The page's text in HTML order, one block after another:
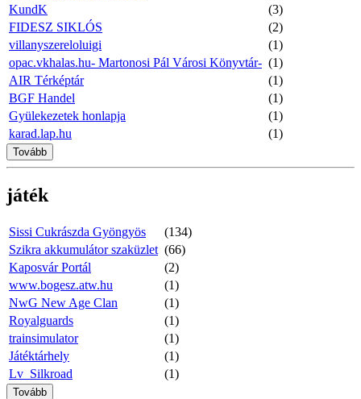
KundK
(3)
FIDESZ SIKLÓS
(2)
villanyszereloluigi
(1)
opac.vkhalas.hu- Martonosi Pál Városi Könyvtár- (1)
AIR Térképtár
(1)
BGF Handel
(1)
Gyülekezetek honlapja
(1)
karad.lap.hu
(1)
Tovább
játék
Sissi Cukrászda Gyöngyös
(134)
Szikra akkumulátor szaküzlet (66)
Kaposvár Portál
(2)
www.bogesz.atw.hu
(1)
NwG New Age Clan
(1)
Royalguards
(1)
trainsimulator
(1)
Játéktárhely
(1)
Lv_Silkroad
(1)
Tovább